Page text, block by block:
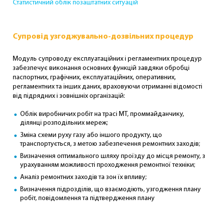
Статистичний облік позаштатних ситуацій
Супровід узгоджувально-дозвільних процедур
Модуль супроводу експлуатаційних і регламентних процедур
забезпечує виконання основних функцій завдяки обробці
паспортних, графічних, експлуатаційних, оперативних,
регламентних та інших даних, враховуючи отриманні відомості
від підрядних і зовнішніх організацій:
Облік виробничих робіт на трасі МТ, проммайданчику,
ділянці розподільних мереж;
Зміна схеми руху газу або іншого продукту, що
транспортується, з метою забезпечення ремонтних заходів;
Визначення оптимального шляху проїзду до місця ремонту, з
урахуванням можливості проходження ремонтної техніки;
Аналіз ремонтних заходів та зон їх впливу;
Визначення підрозділів, що взаємодіють, узгодження плану
робіт, повідомлення та підтвердження плану